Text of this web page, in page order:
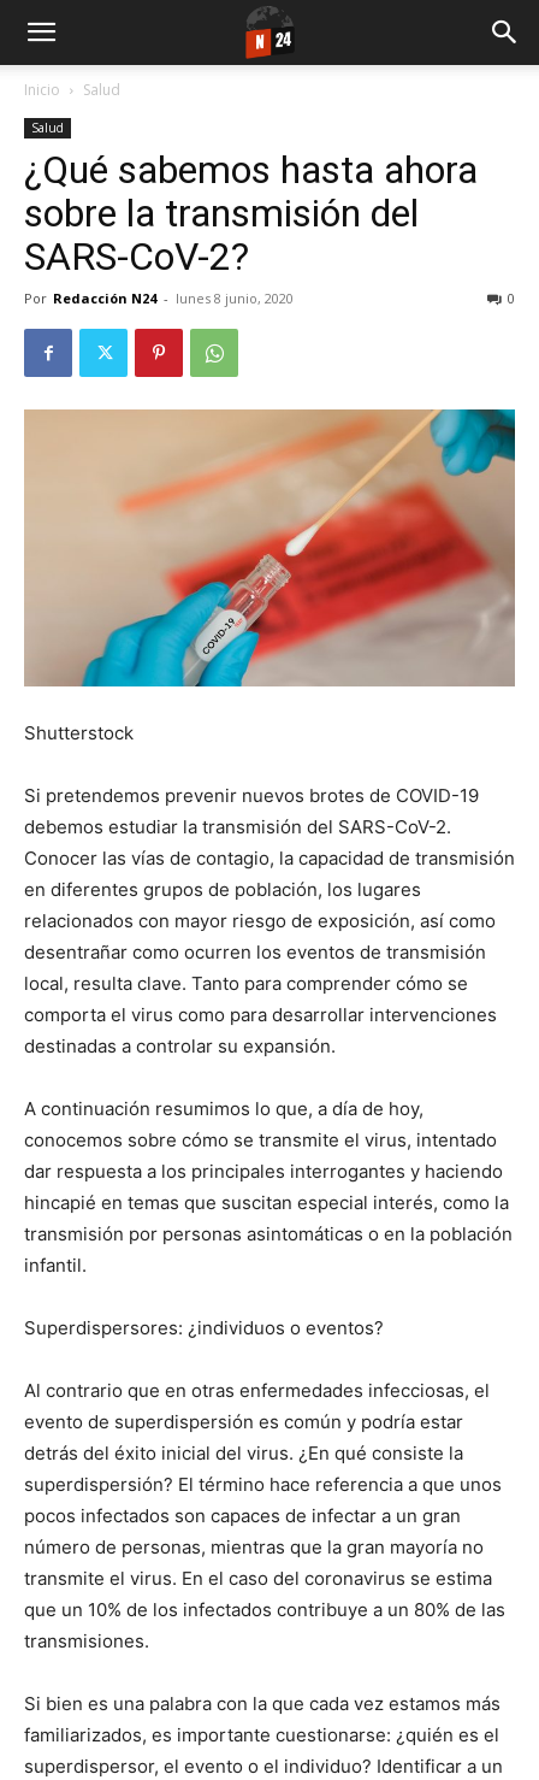
Inicio Salud
Salud
¿Qué sabemos hasta ahora
sobre la transmisión del
SARS-CoV-2?
Por Redacción N24 - lunes 8 junio, 2020 0
Shutterstock
Si pretendemos prevenir nuevos brotes de COVID-19
debemos estudiar la transmisión del SARS-CoV-2.
Conocer las vías de contagio, la capacidad de transmisión
en diferentes grupos de población, los lugares
relacionados con mayor riesgo de exposición, así como
desentrañar como ocurren los eventos de transmisión
local, resulta clave. Tanto para comprender cómo se
comporta el virus como para desarrollar intervenciones
destinadas a controlar su expansión.
A continuación resumimos lo que, a día de hoy,
conocemos sobre cómo se transmite el virus, intentado
dar respuesta a los principales interrogantes y haciendo
hincapié en temas que suscitan especial interés, como la
transmisión por personas asintomáticas o en la población
infantil.
Superdispersores: ¿individuos o eventos?
Al contrario que en otras enfermedades infecciosas, el
evento de superdispersión es común y podría estar
detrás del éxito inicial del virus. ¿En qué consiste la
superdispersión? El término hace referencia a que unos
pocos infectados son capaces de infectar a un gran
número de personas, mientras que la gran mayoría no
transmite el virus. En el caso del coronavirus se estima
que un 10% de los infectados contribuye a un 80% de las
transmisiones.
Si bien es una palabra con la que cada vez estamos más
familiarizados, es importante cuestionarse: ¿quién es el
superdispersor, el evento o el individuo? Identificar a un